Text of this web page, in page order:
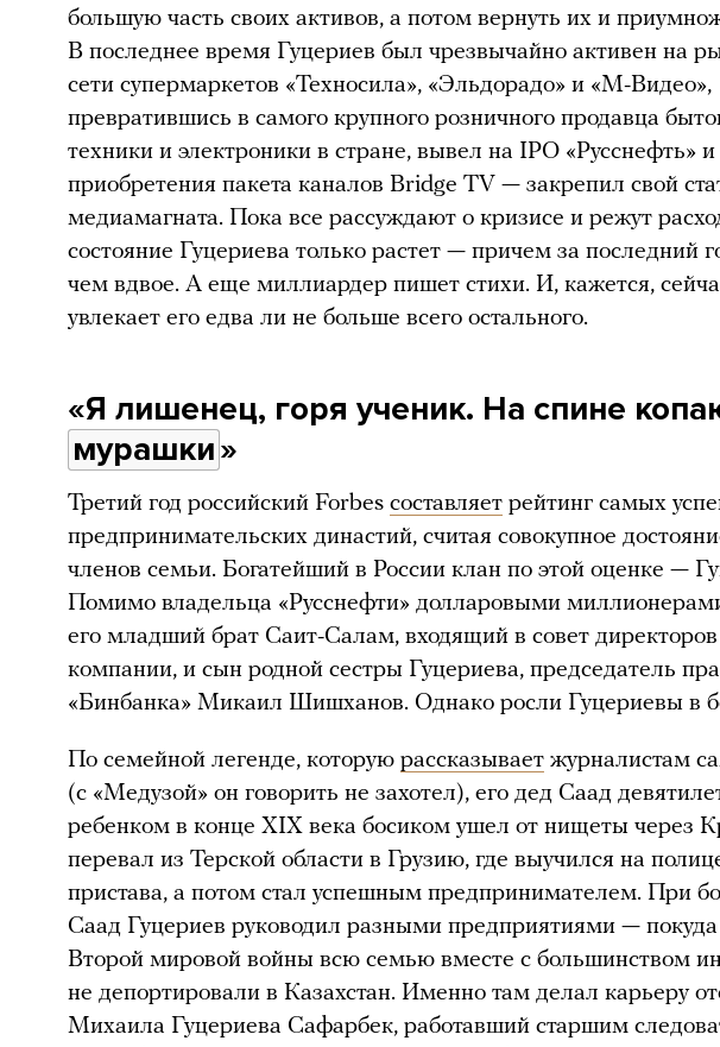
большую часть своих активов, а потом вернуть их и
В последнее время Гуцериев был чрезвычайно активен на
сети супермаркетов «Техносила», «Эльдорадо» и «М-Видео»,
превратившись в самого крупного розничного продавца
техники и электроники в стране, вывел на IPO «Русснефть»
приобретения пакета каналов Bridge TV — закрепил свой
медиамагната. Пока все рассуждают о кризисе и режут
состояние Гуцериева только растет — причем за последний
чем вдвое. А еще миллиардер пишет стихи. И, кажется,
увлекает его едва ли не больше всего остального.
«Я лишенец, горя ученик. На спине
мурашки»
Третий год российский Forbes составляет рейтинг самых
предпринимательских династий, считая совокупное
членов семьи. Богатейший в России клан по этой оценке —
Помимо владельца «Русснефти» долларовыми
его младший брат Саит-Салам, входящий в совет
компании, и сын родной сестры Гуцериева, председатель
«Бинбанка» Микаил Шишханов. Однако росли Гуцериевы в
По семейной легенде, которую рассказывает журналистам
(с «Медузой» он говорить не захотел), его дед Саад
ребенком в конце XIX века босиком ушел от нищеты через
перевал из Терской области в Грузию, где выучился на
пристава, а потом стал успешным предпринимателем. При
Саад Гуцериев руководил разными предприятиями —
Второй мировой войны всю семью вместе с большинством
не депортировали в Казахстан. Именно там делал карьеру
Михаила Гуцериева Сафарбек, работавший старшим